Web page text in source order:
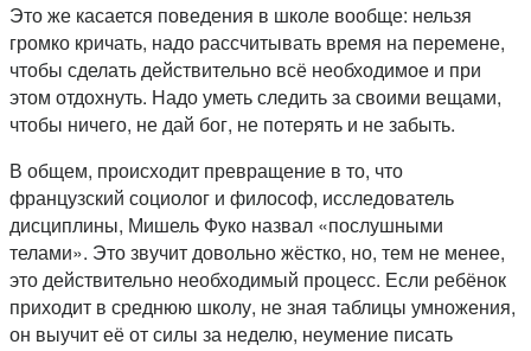
Это же касается поведения в школе вообще: нельзя
громко кричать, надо рассчитывать время на перемене,
чтобы сделать действительно всё необходимое и при
этом отдохнуть. Надо уметь следить за своими вещами,
чтобы ничего, не дай бог, не потерять и не забыть.
В общем, происходит превращение в то, что
французский социолог и философ, исследователь
дисциплины, Мишель Фуко назвал «послушными
телами». Это звучит довольно жёстко, но, тем не менее,
это действительно необходимый процесс. Если ребёнок
приходит в среднюю школу, не зная таблицы умножения,
он выучит её от силы за неделю, неумение писать